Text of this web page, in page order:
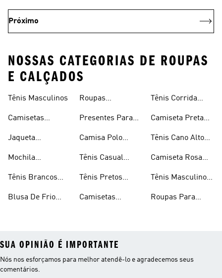
Próximo
NOSSAS CATEGORIAS DE ROUPAS
E CALÇADOS
Tênis Masculinos
Camisetas
Jaqueta
Mochila
Tênis Brancos
Blusa De Frio
Roupas
Presentes Para
Camisa Polo
Tênis Casual
Tênis Pretos
Camisetas
Masculinas
Tênis Corrida
Camiseta Preta
Tênis Cano Alto
Camiseta Rosa
Tênis Masculino
Roupas Para
SUA OPINIÃO É IMPORTANTE
Nós nos esforçamos para melhor atendê-lo e agradecemos seus
comentários.